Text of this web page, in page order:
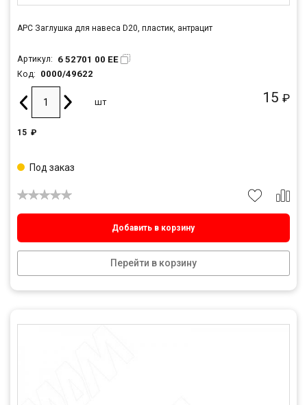
APC Заглушка для навеса D20, пластик, антрацит
Артикул: 6 52701 00 EE
Код: 0000/49622
15 ₽
шт
15 ₽
Добавить в корзину
Перейти в корзину
Под заказ